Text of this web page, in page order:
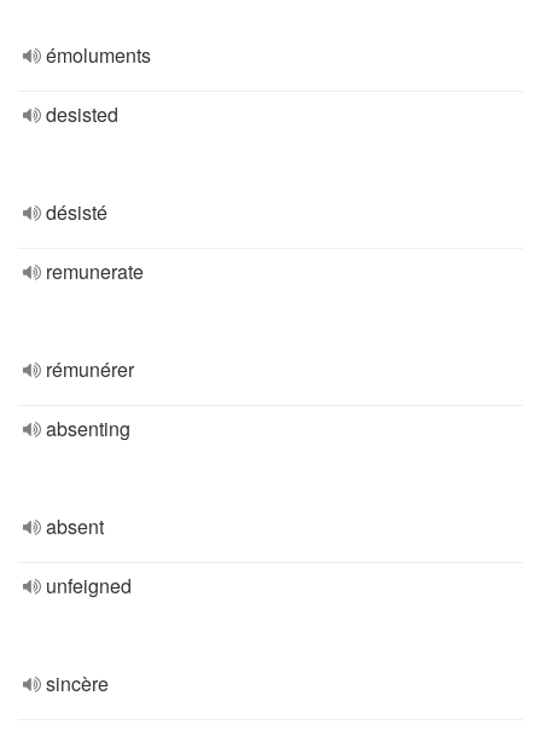
émoluments
desisted
désisté
remunerate
rémunérer
absenting
absent
unfeigned
sincère